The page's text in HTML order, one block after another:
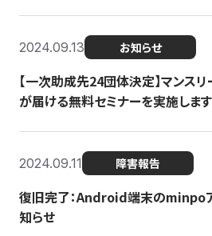
2024.09.13 お知らせ
【一次助成先24団体決定】マンス
が届ける無料セミナーを実施します
2024.09.11 障害報告
復旧完了：Android端末のminpo
知らせ